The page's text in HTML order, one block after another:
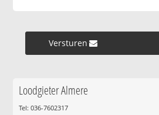
Versturen »
Loodgieter Almere
Tel: 036-7602317